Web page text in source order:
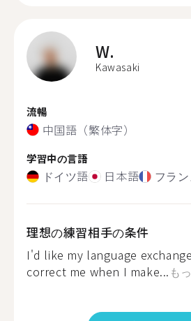
W.
Kawasaki
流暢
中国語（繁体字）
学習中の言語
ドイツ語 日本語 フラ
理想の練習相手の条件
I'd like my language
correct me when I make... も